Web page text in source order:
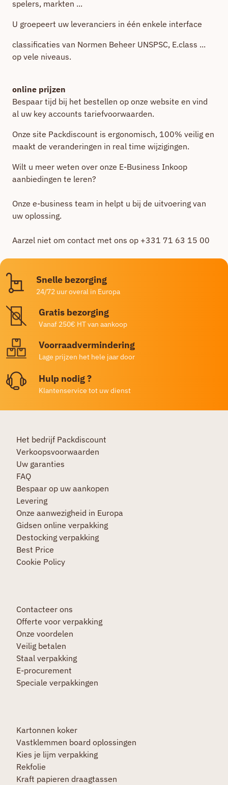
spelers, markten ...
U groepeert uw leveranciers in één enkele interface
classificaties van Normen Beheer UNSPSC, E.class ...
op vele niveaus.
online prijzen
Bespaar tijd bij het bestellen op onze website en vind
al uw key accounts tariefvoorwaarden.
Onze site Packdiscount is ergonomisch, 100% veilig en
maakt de veranderingen in real time wijzigingen.
Wilt u meer weten over onze E-Business Inkoop
aanbiedingen te leren?
Onze e-business team in helpt u bij de uitvoering van
uw oplossing.
Aarzel niet om contact met ons op +331 71 63 15 00
Snelle bezorging
24/72 uur overal in Europa
Gratis bezorging
Vanaf 250€ HT van aankoop
Voorraadvermindering
Lage prijzen het hele jaar door
Hulp nodig ?
Klantenservice tot uw dienst
Het bedrijf Packdiscount
Verkoopsvoorwaarden
Uw garanties
FAQ
Bespaar op uw aankopen
Levering
Onze aanwezigheid in Europa
Gidsen online verpakking
Destocking verpakking
Best Price
Cookie Policy
Contacteer ons
Offerte voor verpakking
Onze voordelen
Veilig betalen
Staal verpakking
E-procurement
Speciale verpakkingen
Kartonnen koker
Vastklemmen board oplossingen
Kies je lijm verpakking
Rekfolie
Kraft papieren draagtassen